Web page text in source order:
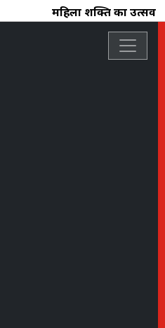
महिला शक्ति का उत्सव